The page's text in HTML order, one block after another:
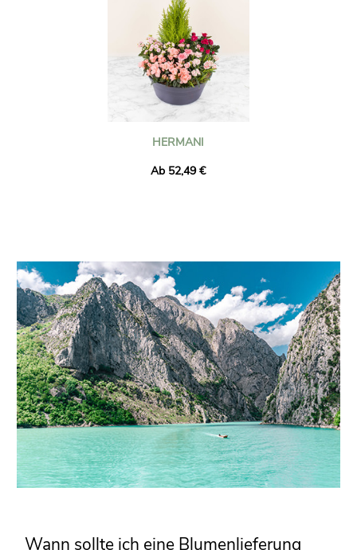
HERMANI
Ab 52,49 €
Wann sollte ich eine Blumenlieferung